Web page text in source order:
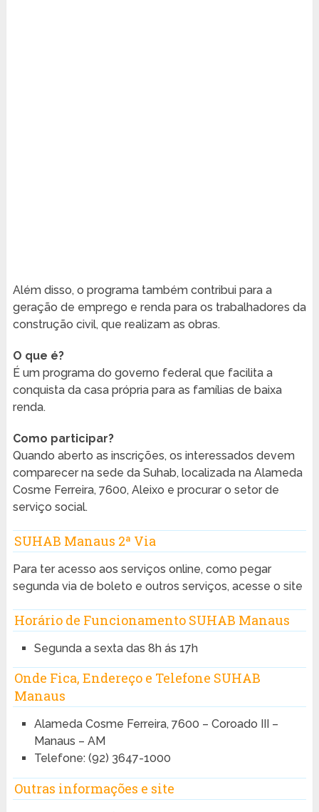
Além disso, o programa também contribui para a
geração de emprego e renda para os trabalhadores da
construção civil, que realizam as obras.
O que é?
É um programa do governo federal que facilita a
conquista da casa própria para as famílias de baixa
renda.
Como participar?
Quando aberto as inscrições, os interessados devem
comparecer na sede da Suhab, localizada na Alameda
Cosme Ferreira, 7600, Aleixo e procurar o setor de
serviço social.
SUHAB Manaus 2ª Via
Para ter acesso aos serviços online, como pegar
segunda via de boleto e outros serviços, acesse o site
Horário de Funcionamento SUHAB Manaus
Segunda a sexta das 8h ás 17h
Onde Fica, Endereço e Telefone SUHAB
Manaus
Alameda Cosme Ferreira, 7600 – Coroado III –
Manaus – AM
Telefone: (92) 3647-1000
Outras informações e site